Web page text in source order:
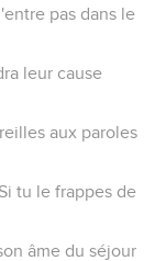
pas dans le
leur cause
aux paroles
tu le frappes de
âme du séjour